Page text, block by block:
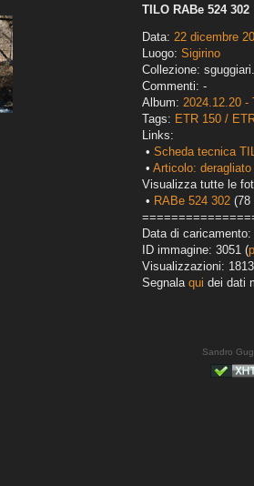
TILO RABe 524 302
Data: 22 dicembre
Luogo: Sigirino
Collezione:
Commenti: -
Album: 2024.12.20 -
Tags: ETR 150 /
Links:
• Scheda tecnica
• Articolo:
Visualizza tutte le
• RABe 524 302 (78
Data di
ID immagine: 3051 (
Visualizzazioni: 1813
Segnala qui dei dati
Sandro